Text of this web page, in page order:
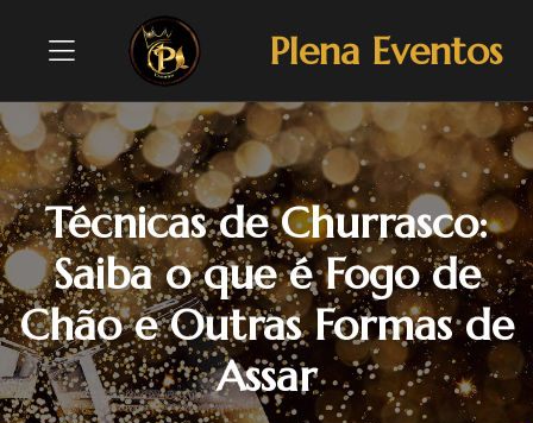
Plena Eventos
Técnicas de Churrasco:
Saiba o que é Fogo de
Chão e Outras Formas de
Assar